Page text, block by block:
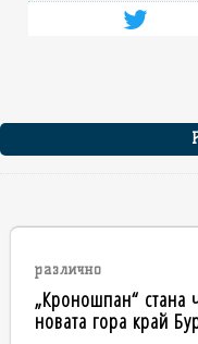
различно
„Кроношпан“ стана
новата гора край